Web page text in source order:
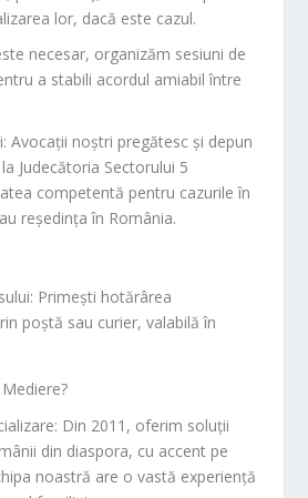
lor, dacă este cazul.
necesar, organizăm sesiuni de
a stabili acordul amiabil între
: Avocații noștri pregătesc și depun
Judecătoria Sectorului 5
competentă pentru cazurile în
reședința în România.
: Primești hotărârea
poștă sau curier, valabilă în
: Din 2011, oferim soluții
din diaspora, cu accent pe
noastră are o vastă experiență